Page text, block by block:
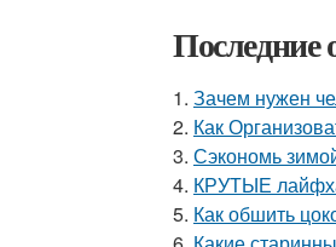
Последние
1. Зачем нужен
2. Как
3. Сэкономь
4. КРУТЫЕ
5. Как обшить